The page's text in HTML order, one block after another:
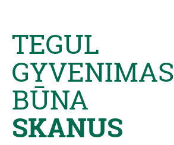
TEGUL
GYVENIMAS
BŪNA
SKANUS